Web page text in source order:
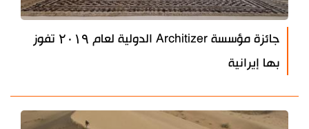
جائزة مؤسسة Architizer الدولية لعام ۲۰۱۹ تفوز
بها إيرانية